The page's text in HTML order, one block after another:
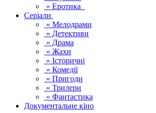
« Еротика
Серіали
« Мелодрами
« Детективи
« Драма
« Жахи
« Історичні
« Комедії
« Пригоди
« Трилери
« Фантастика
Документальне кіно